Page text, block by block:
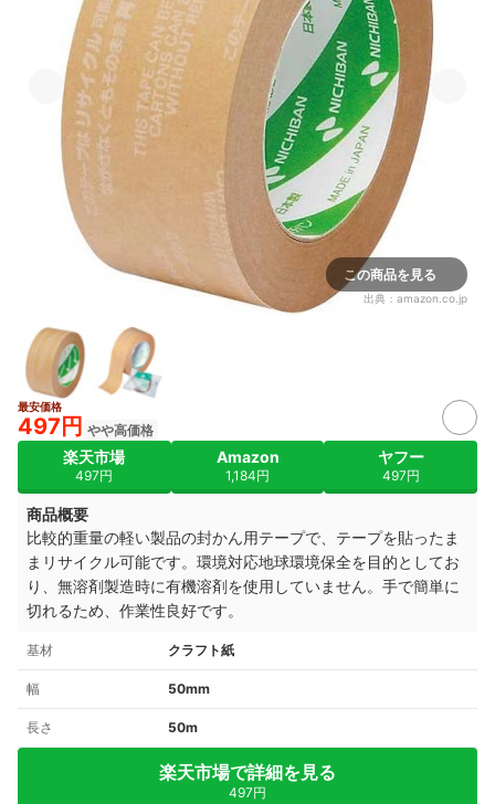
この商品を見る
出典： amazon.co.jp
最安価格
497円 やや高価格
楽天市場
497円
Amazon
1,184円
ヤフー
497円
商品概要
比較的重量の軽い製品の封かん用テープで、テープを貼ったま
まリサイクル可能です。環境対応地球環境保全を目的としてお
り、無溶剤製造時に有機溶剤を使用していません。手で簡単に
切れるため、作業性良好です。
基材 クラフト紙
幅 50mm
長さ 50m
楽天市場で詳細を見る
497円